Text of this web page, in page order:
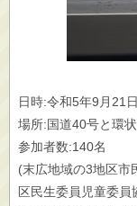
日時:令和5年9月21
場所:国道40号と環
参加者数:140名
(末広地域の3地区市
区民生委員児童委